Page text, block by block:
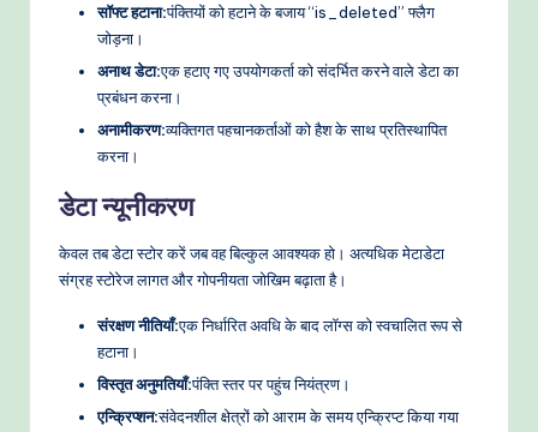
सॉफ्ट हटाना:पंक्तियों को हटाने के बजाय “is_deleted” फ्लैग
जोड़ना।
अनाथ डेटा:एक हटाए गए उपयोगकर्ता को संदर्भित करने वाले डेटा का
प्रबंधन करना।
अनामीकरण:व्यक्तिगत पहचानकर्ताओं को हैश के साथ प्रतिस्थापित
करना।
डेटा न्यूनीकरण
केवल तब डेटा स्टोर करें जब वह बिल्कुल आवश्यक हो। अत्यधिक मेटाडेटा
संग्रह स्टोरेज लागत और गोपनीयता जोखिम बढ़ाता है।
संरक्षण नीतियाँ:एक निर्धारित अवधि के बाद लॉग्स को स्वचालित रूप से
हटाना।
विस्तृत अनुमतियाँ:पंक्ति स्तर पर पहुंच नियंत्रण।
एन्क्रिप्शन:संवेदनशील क्षेत्रों को आराम के समय एन्क्रिप्ट किया गया